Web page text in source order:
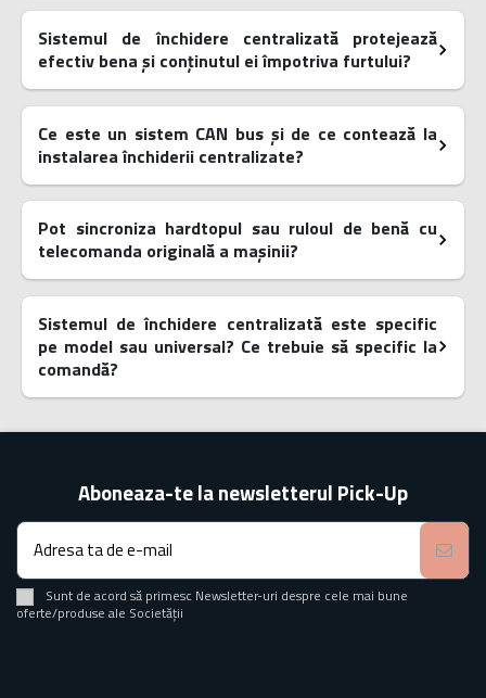
Sistemul de închidere centralizată protejează
efectiv bena și conținutul ei împotriva furtului?
Ce este un sistem CAN bus și de ce contează la
instalarea închiderii centralizate?
Pot sincroniza hardtopul sau ruloul de benă cu
telecomanda originală a mașinii?
Sistemul de închidere centralizată este specific
pe model sau universal? Ce trebuie să specific la
comandă?
Aboneaza-te la newsletterul Pick-Up
Sunt de acord să primesc Newsletter-uri despre cele mai bune
oferte/produse ale Societății